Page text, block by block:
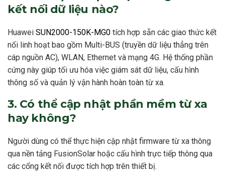
kết nối dữ liệu nào?
Huawei SUN2000-150K-MG0 tích hợp sẵn các giao thức kết
nối linh hoạt bao gồm Multi-BUS (truyền dữ liệu thẳng trên
cáp nguồn AC), WLAN, Ethernet và mạng 4G. Hệ thống phần
cứng này giúp tối ưu hóa việc giám sát dữ liệu, cấu hình
thông số và quản lý vận hành hoàn toàn từ xa.
3. Có thể cập nhật phần mềm từ xa
hay không?
Người dùng có thể thực hiện cập nhật firmware từ xa thông
qua nền tảng FusionSolar hoặc cấu hình trực tiếp thông qua
các cổng kết nối được tích hợp trên thiết bị.